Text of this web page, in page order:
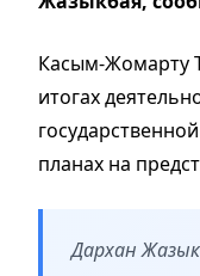
Касым-Жомарту
итогах
планах на
Дархан